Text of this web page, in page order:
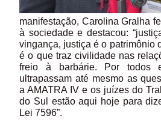
manifestação, Carolina Gralha
à sociedade e destacou:
vingança, justiça é o patrimônio
é o que traz civilidade nas
freio à barbárie. Por todos
ultrapassam até mesmo as
a AMATRA IV e os juízes do
do Sul estão aqui hoje para
Lei 7596”.